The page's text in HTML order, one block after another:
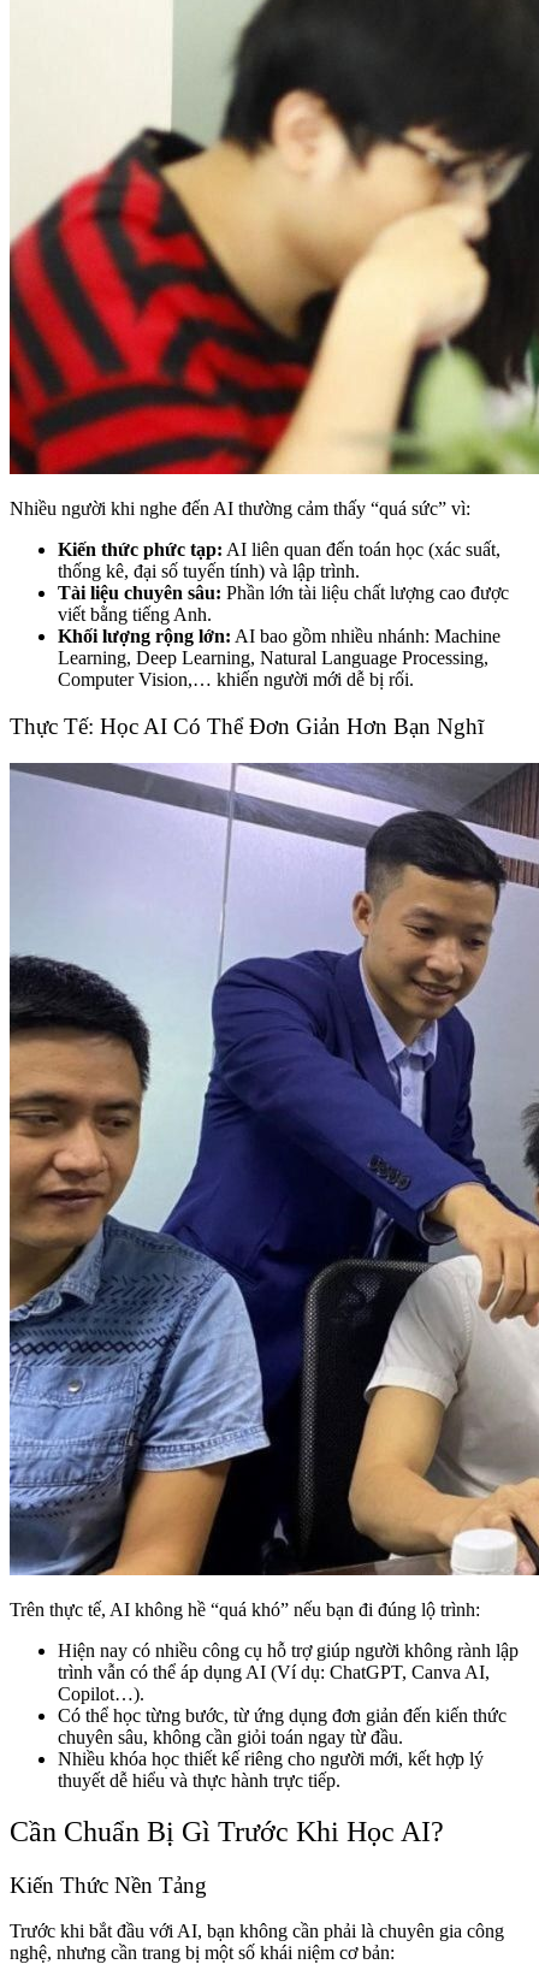
Nhiều người khi nghe đến AI thường cảm thấy “quá sức” vì:
Kiến thức phức tạp: AI liên quan đến toán học (xác suất,
thống kê, đại số tuyến tính) và lập trình.
Tài liệu chuyên sâu: Phần lớn tài liệu chất lượng cao được
viết bằng tiếng Anh.
Khối lượng rộng lớn: AI bao gồm nhiều nhánh: Machine
Learning, Deep Learning, Natural Language Processing,
Computer Vision,… khiến người mới dễ bị rối.
Thực Tế: Học AI Có Thể Đơn Giản Hơn Bạn Nghĩ
Trên thực tế, AI không hề “quá khó” nếu bạn đi đúng lộ trình:
Hiện nay có nhiều công cụ hỗ trợ giúp người không rành lập
trình vẫn có thể áp dụng AI (Ví dụ: ChatGPT, Canva AI,
Copilot…).
Có thể học từng bước, từ ứng dụng đơn giản đến kiến thức
chuyên sâu, không cần giỏi toán ngay từ đầu.
Nhiều khóa học thiết kế riêng cho người mới, kết hợp lý
thuyết dễ hiểu và thực hành trực tiếp.
Cần Chuẩn Bị Gì Trước Khi Học AI?
Kiến Thức Nền Tảng
Trước khi bắt đầu với AI, bạn không cần phải là chuyên gia công
nghệ, nhưng cần trang bị một số khái niệm cơ bản: